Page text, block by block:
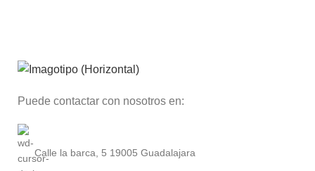
Puede contactar con nosotros en:
Calle la barca, 5 19005 Guadalajara